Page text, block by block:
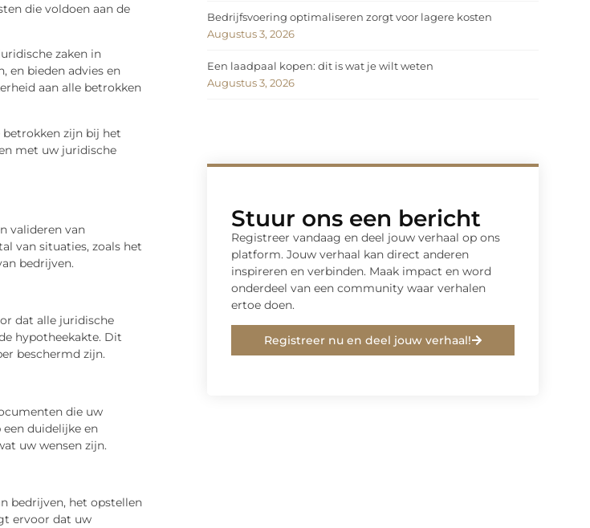
die voldoen aan de
zaken in
en bieden advies en
aan alle betrokken
betrokken zijn bij het
met uw juridische
valideren van
van situaties, zoals het
bedrijven.
dat alle juridische
hypotheekakte. Dit
beschermd zijn.
die uw
duidelijke en
uw wensen zijn.
bedrijven, het opstellen
ervoor dat uw
Bedrijfsvoering optimaliseren zorgt voor lagere kosten
Augustus 3, 2026
Een laadpaal kopen: dit is wat je wilt weten
Augustus 3, 2026
Stuur ons een bericht
Registreer vandaag en deel jouw verhaal op ons
platform. Jouw verhaal kan direct anderen
inspireren en verbinden. Maak impact en word
onderdeel van een community waar verhalen
ertoe doen.
Registreer nu en deel jouw verhaal!